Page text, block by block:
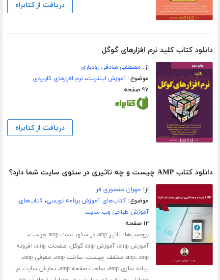
دریافت از کتابراه
دانلود کتاب کلید نرم افزارهای گوگل
از: مصطفی صادقی رودباری
موضوع:آموزش اینترنت،نرم افزارهای کاربردی
۹۷ صفحه
دریافت از کتابراه
دانلود کتاب AMP چیست و چه تاثیری در سئوی سایت شما دارد؟
از: مهران منصوری فر
موضوع:کتاب‌های آموزش برنامه نویسی،کتاب‌های
آموزش طراحی وب سایت
۱۲ صفحه
برچسب‌ها: تاثیر amp در سئو ، تست amp چیست ،
آموزش amp ،آموزش amp گوگل ،صفحات amp ، افزونه
amp، amp مخفف چیست ، ساخت amp ، معرفی amp ،
پیاده سازی amp ، ساخت صفحه amp ،نمایش سایت در